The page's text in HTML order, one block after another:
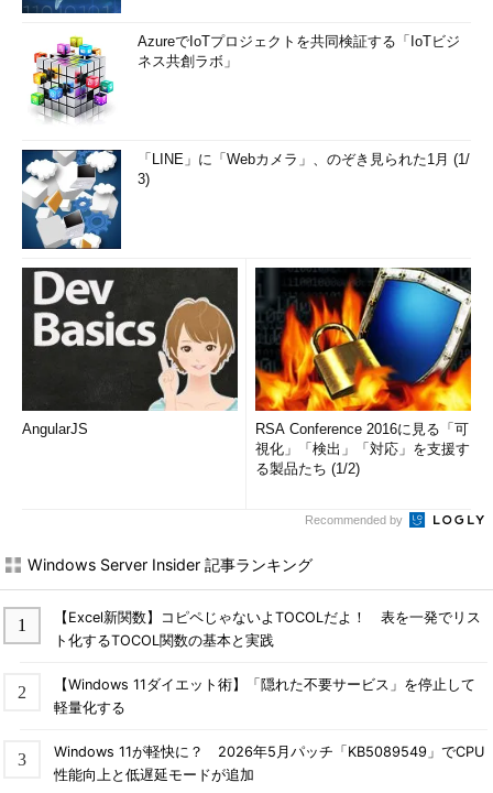
AzureでIoTプロジェクトを共同検証する「IoTビジ
ネス共創ラボ」
「LINE」に「Webカメラ」、のぞき見られた1月 (1/
3)
AngularJS
RSA Conference 2016に見る「可
視化」「検出」「対応」を支援す
る製品たち (1/2)
Recommended by
Windows Server Insider 記事ランキング
【Excel新関数】コピペじゃないよTOCOLだよ！ 表を一発でリス
ト化するTOCOL関数の基本と実践
【Windows 11ダイエット術】「隠れた不要サービス」を停止して
軽量化する
Windows 11が軽快に？ 2026年5月パッチ「KB5089549」でCPU
性能向上と低遅延モードが追加